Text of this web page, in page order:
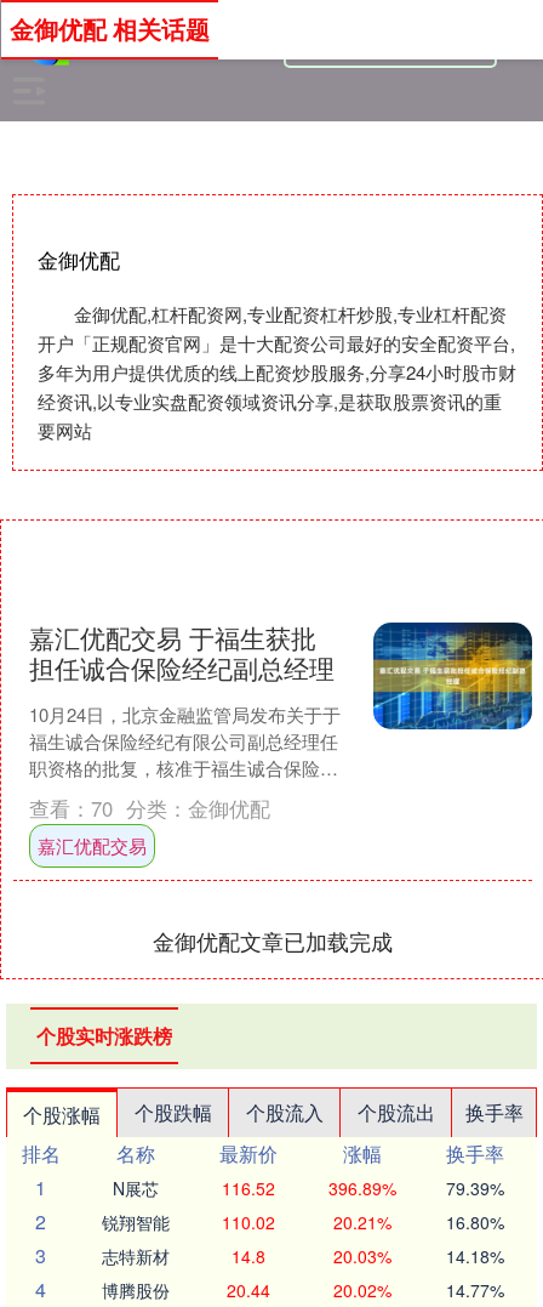
金御优配
金御优配,杠杆配资网,专业配资杠杆炒股,专业杠杆配资
开户「正规配资官网」是十大配资公司最好的安全配资平台,
多年为用户提供优质的线上配资炒股服务,分享24小时股市财
经资讯,以专业实盘配资领域资讯分享,是获取股票资讯的重
要网站
金御优配 相关话题
嘉汇优配交易 于福生获批
担任诚合保险经纪副总经理
10月24日，北京金融监管局发布关于于
福生诚合保险经纪有限公司副总经理任
职资格的批复，核准于福生诚合保险经
纪有限公司副总经理的任职资格。....
查看： 70 分类： 金御优配
嘉汇优配交易
金御优配文章已加载完成
个股实时涨跌榜
个股涨幅 个股跌幅 个股流入 个股流出
换手率
排名
名称 最新价 涨幅
换手率
1
N展芯 116.52 396.89% 79.39%
2 锐翔智能 110.02 20.21% 16.80%
3 志特新材 14.8 20.03% 14.18%
4 博腾股份 20.44 20.02% 14.77%